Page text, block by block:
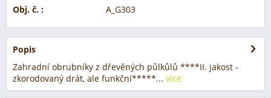
Obj. č. : A_G303
Popis
Zahradní obrubníky z dřevěných půlkůlů ****II. jakost -
zkorodovaný drát, ale funkční*****... více